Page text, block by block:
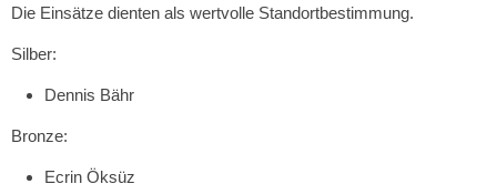
Die Einsätze dienten als wertvolle Standortbestimmung.
Silber:
Dennis Bähr
Bronze:
Ecrin Öksüz